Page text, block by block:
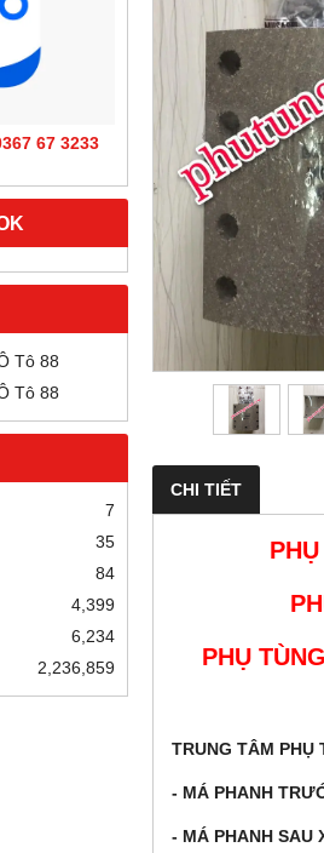
67 3233
Tô 88
Tô 88
7
35
84
4,399
6,234
2,236,859
CHI TIẾT
PHỤ TÙNG
TRUNG TÂM PHỤ
- MÁ PHANH
- MÁ PHANH SAU